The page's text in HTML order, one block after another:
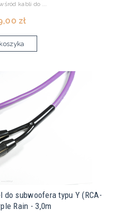
kabli do ...
zł
do subwoofera typu Y (RCA-
Rain - 3,0m